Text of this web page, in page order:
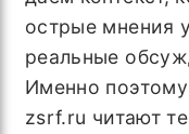
острые мнения
реальные
Именно
zsrf.ru читают